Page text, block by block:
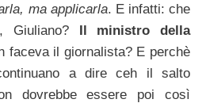
ma applicarla. E infatti: che
Giuliano? Il ministro della
faceva il giornalista? E perchè
a dire ceh il salto
dovrebbe essere poi così